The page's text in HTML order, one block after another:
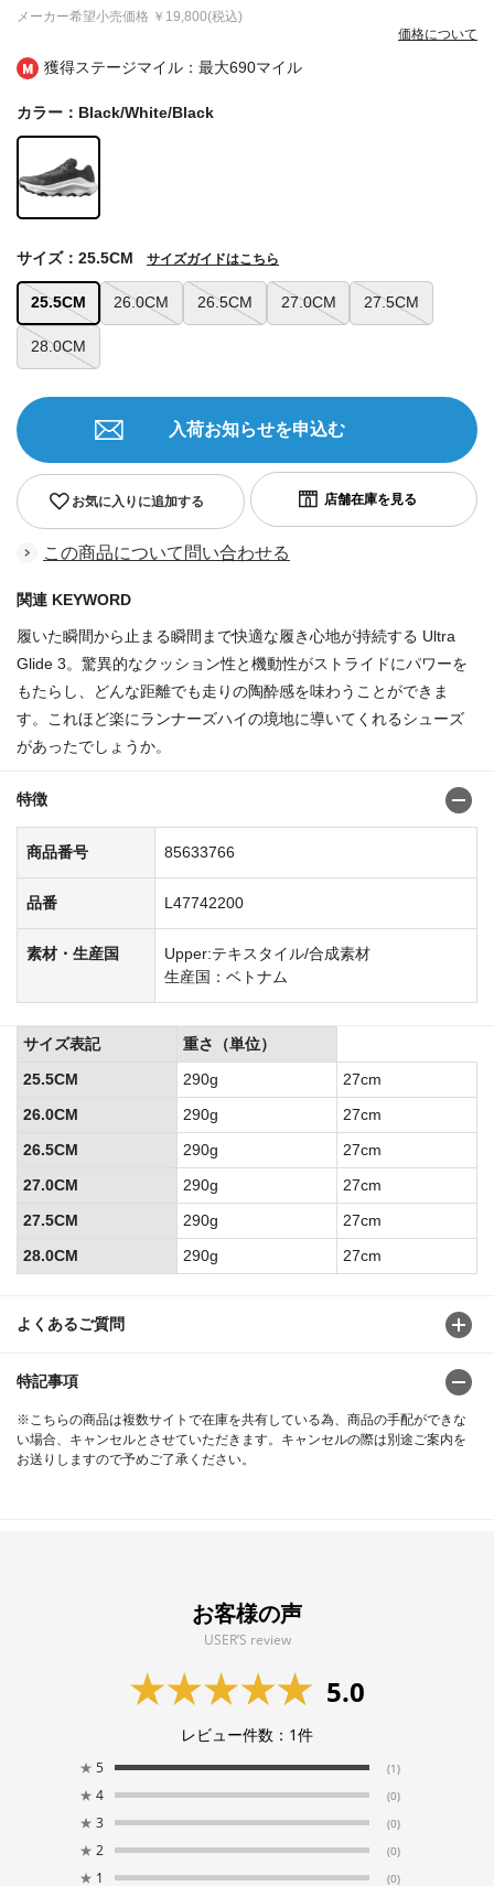
獲得ステージマイル：最大690マイル
メーカー希望小売価格 ￥19,800(税込)
価格について
カラー：Black/White/Black
25.5CM 26.0CM 26.5CM 27.0CM 27.5CM
28.0CM
サイズ：25.5CM サイズガイドはこちら
お気に入りに追加する
入荷お知らせを申込む
この商品について問い合わせる
関連 KEYWORD
履いた瞬間から止まる瞬間まで快適な履き心地が持続する Ultra
Glide 3。驚異的なクッション性と機動性がストライドにパワーを
もたらし、どんな距離でも走りの陶酔感を味わうことができま
す。これほど楽にランナーズハイの境地に導いてくれるシューズ
があったでしょうか。
特徴
商品番号 85633766
品番 L47742200
素材・生産国
Upper:テキスタイル/合成素材
生産国：ベトナム
よくあるご質問
特記事項
※こちらの商品は複数サイトで在庫を共有している為、商品の手配ができな
い場合、キャンセルとさせていただきます。キャンセルの際は別途ご案内を
お送りしますので予めご了承ください。
サイズ表記
重さ（単位）
25.5CM
290g
27cm
26.0CM
290g
27cm
26.5CM
290g
27cm
27.0CM
290g
27cm
27.5CM
290g
27cm
28.0CM
290g 27cm
お客様の声
USER’S review
5.0
レビュー件数： 1件
★ 5 (1)
★ 4 (0)
★ 3 (0)
★ 2 (0)
★ 1 (0)